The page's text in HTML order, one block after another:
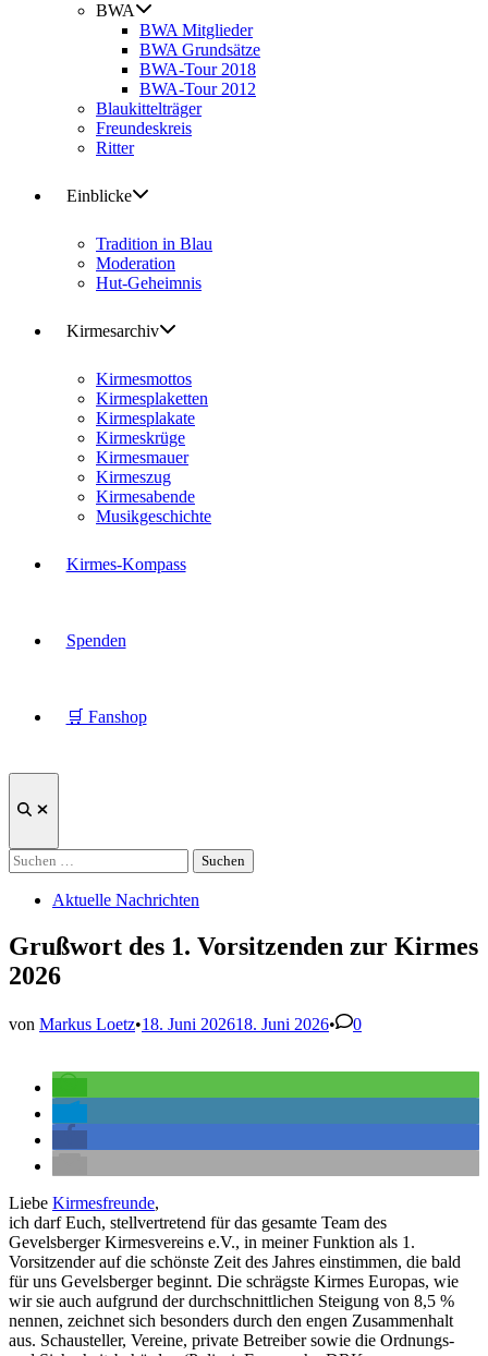
BWA
BWA Mitglieder
BWA Grundsätze
BWA-Tour 2018
BWA-Tour 2012
Blaukittelträger
Freundeskreis
Ritter
Einblicke
Tradition in Blau
Moderation
Hut-Geheimnis
Kirmesarchiv
Kirmesmottos
Kirmesplaketten
Kirmesplakate
Kirmeskrüge
Kirmesmauer
Kirmeszug
Kirmesabende
Musikgeschichte
Kirmes-Kompass
Spenden
🛒 Fanshop
Suche
Suchen
nach:
Veröffentlicht
Aktuelle Nachrichten
Grußwort des 1. Vorsitzenden zur Kirmes
2026
von Markus Loetz•18. Juni 202618. Juni 2026• 0
Liebe Kirmesfreunde,
ich darf Euch, stellvertretend für das gesamte Team des
Gevelsberger Kirmesvereins e.V., in meiner Funktion als 1.
Vorsitzender auf die schönste Zeit des Jahres einstimmen, die bald
für uns Gevelsberger beginnt. Die schrägste Kirmes Europas, wie
wir sie auch aufgrund der durchschnittlichen Steigung von 8,5 %
nennen, zeichnet sich besonders durch den engen Zusammenhalt
aus. Schausteller, Vereine, private Betreiber sowie die Ordnungs-